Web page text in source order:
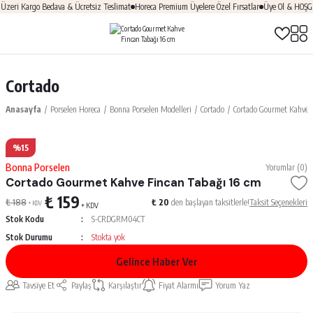
Kargo Bedava & Ücretsiz Teslimat Horeca Premium Üyelere Özel Fırsatlar Üye Ol &
Cortado
Anasayfa Porselen Horeca Bonna Porselen Modelleri Cortado Cortado Gourmet Kahve
%15
Bonna Porselen Yorumlar (0)
Cortado Gourmet Kahve Fincan Tabağı 16 cm
₺ 188 + KDV ₺ 159 + KDV ₺ 20 den başlayan taksitlerle!Taksit Seçenekleri
Stok Kodu
S-CRDGRM04CT
Stok Durumu
Stokta yok
Gelince Haber Ver
Tavsiye Et Paylaş Karşılaştır Fiyat Alarmı Yorum Yaz